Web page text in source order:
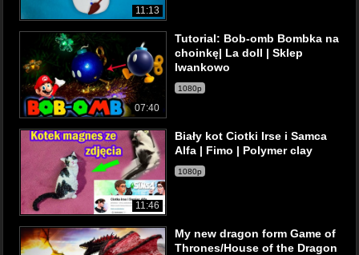
11:13
07:40
Tutorial: Bob-omb Bombka na
choinkę| La doll | Sklep
Iwankowo
1080p
11:46
Biały kot Ciotki Irse i Samca
Alfa | Fimo | Polymer clay
1080p
My new dragon form Game of
Thrones/House of the Dragon